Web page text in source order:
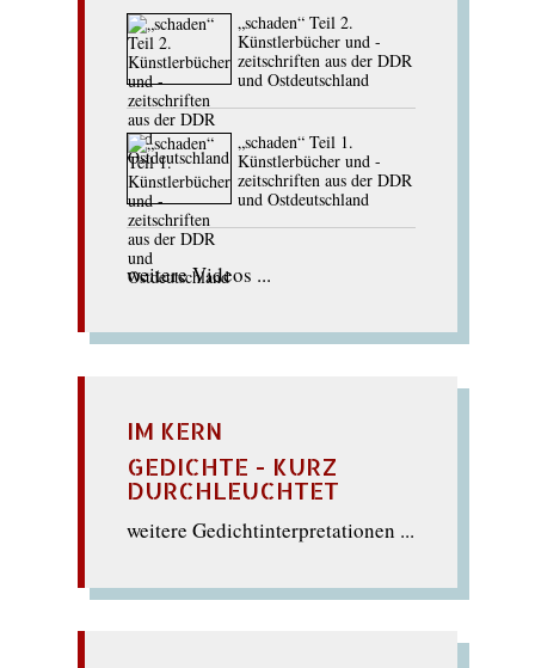
„schaden“ Teil 2.
Künstlerbücher und -
zeitschriften aus der DDR
und Ostdeutschland
„schaden“ Teil 1.
Künstlerbücher und -
zeitschriften aus der DDR
und Ostdeutschland
weitere Videos ...
IM KERN
GEDICHTE - KURZ
DURCHLEUCHTET
weitere Gedichtinterpretationen ...